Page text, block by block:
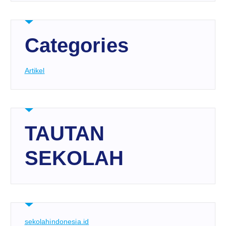
Categories
Artikel
TAUTAN
SEKOLAH
sekolahindonesia.id